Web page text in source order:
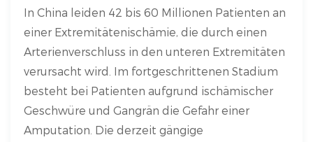
In China leiden 42 bis 60 Millionen Patienten an
einer Extremitätenischämie, die durch einen
Arterienverschluss in den unteren Extremitäten
verursacht wird. Im fortgeschrittenen Stadium
besteht bei Patienten aufgrund ischämischer
Geschwüre und Gangrän die Gefahr einer
Amputation. Die derzeit gängige